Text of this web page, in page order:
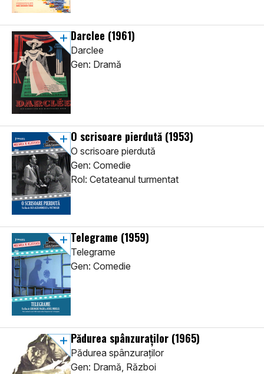
Darclee (1961)
Darclee
Gen: Dramă
O scrisoare pierdută (1953)
O scrisoare pierdută
Gen: Comedie
Rol: Cetateanul turmentat
Telegrame (1959)
Telegrame
Gen: Comedie
Pădurea spânzuraților (1965)
Pădurea spânzuraților
Gen: Dramă, Război